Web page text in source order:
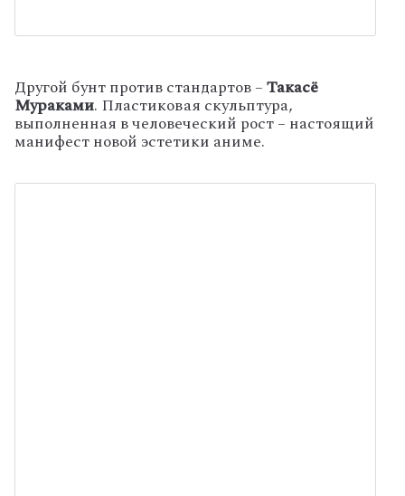
Другой бунт против стандартов –Такасё
Мураками. Пластиковая скульптура,
выполненная в человеческий рост – настоящий
манифест новой эстетики аниме.